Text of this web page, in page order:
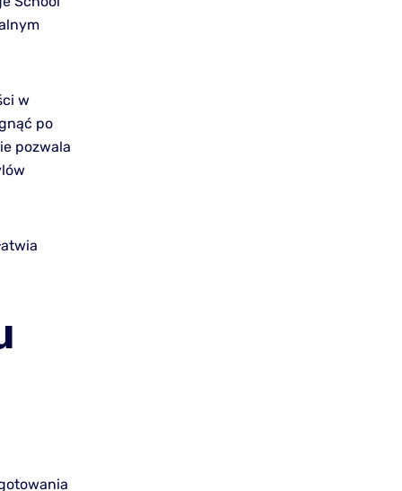
w
po
pozwala